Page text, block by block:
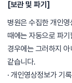
[보관 및 파기]
병원은 수집한 개인
때에는 자동으로 파
경우에는 그러하지
같습니다.
· 개인영상정보가 기